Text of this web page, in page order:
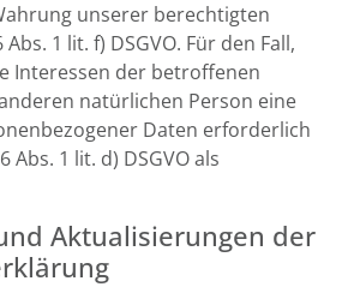
unserer berechtigten
1 lit. f) DSGVO. Für den Fall,
Interessen der betroffenen
natürlichen Person eine
Daten erforderlich
Abs. 1 lit. d) DSGVO als
Aktualisierungen der